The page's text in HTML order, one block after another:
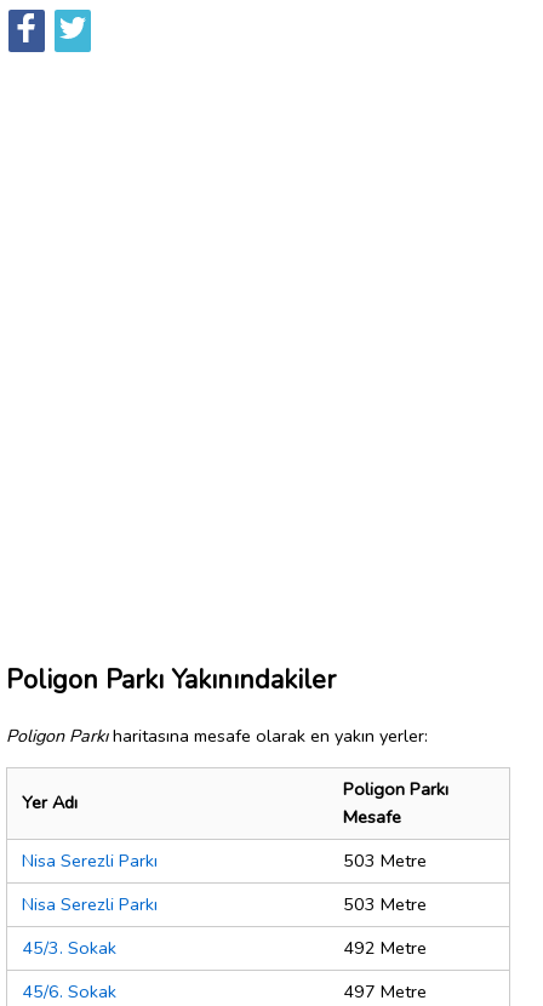
Poligon Parkı Yakınındakiler
Poligon Parkıharitasına mesafe olarak en yakın yerler:
Yer Adı
Poligon Parkı
Mesafe
Nisa Serezli Parkı
503 Metre
Nisa Serezli Parkı
503 Metre
45/3. Sokak
492 Metre
45/6. Sokak
497 Metre